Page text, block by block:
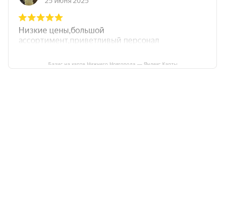
Базис на карте Нижнего Новгорода — Яндекс Карты